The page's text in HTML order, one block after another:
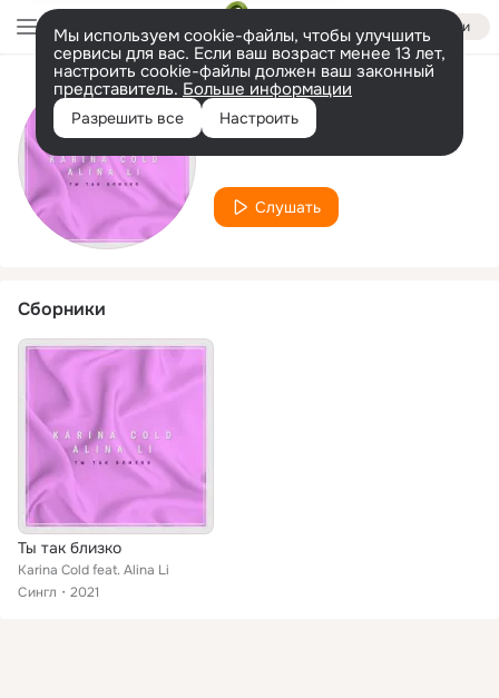
Войти
Мы используем cookie-файлы, чтобы улучшить
сервисы для вас. Если ваш возраст менее 13 лет,
настроить cookie-файлы должен ваш законный
представитель. Больше информации
Разрешить все Настроить
Исполнитель
Alina Li
Слушать
Сборники
Ты так близко
Karina Cold feat. Alina Li
Сингл
2021